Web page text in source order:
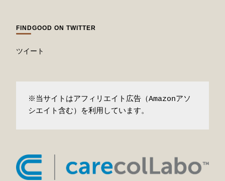
FINDGOOD ON TWITTER
ツイート
※当サイトはアフィリエイト広告（Amazonアソ
シエイト含む）を利用しています。